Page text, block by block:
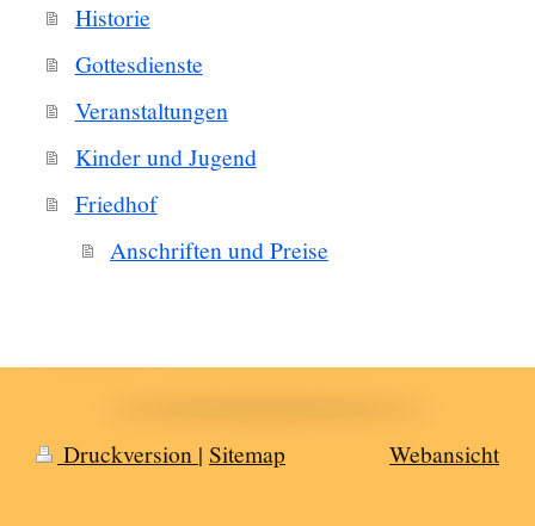
Historie
Gottesdienste
Veranstaltungen
Kinder und Jugend
Friedhof
Anschriften und Preise
Druckversion | Sitemap Webansicht